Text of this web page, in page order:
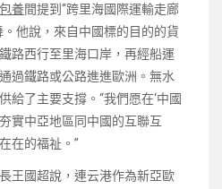
包養間提到“跨里海國際運輸走廊
他說，來自中國標的目的的貨
路西行至里海口岸，再經船運
過鐵路或公路進進歐洲。無水
給了主要支撐。“我們愿在‘中國
實中亞地區同中國的互聯互
在的福祉。”
王國超說，連云港作為新亞歐